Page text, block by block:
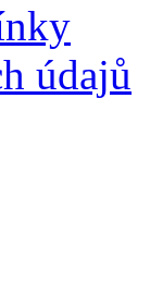
údajů